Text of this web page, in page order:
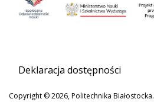
Deklaracja dostępności
Copyright © 2026, Politechnika Białostocka.